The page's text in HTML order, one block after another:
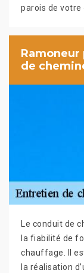
parois de votre
de
Le conduit de
la fiabilité de
chauffage. Il
la réalisation